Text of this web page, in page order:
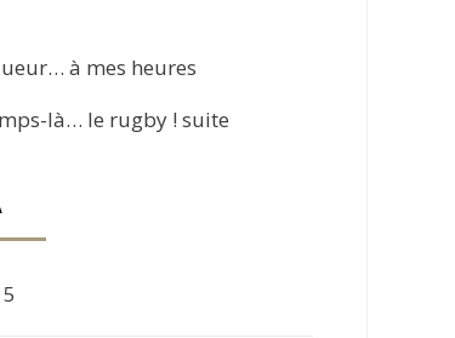
à mes heures
là… le rugby ! suite